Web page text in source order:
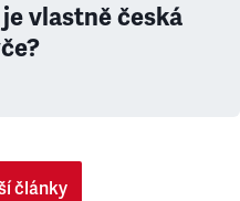
vlastně česká
články